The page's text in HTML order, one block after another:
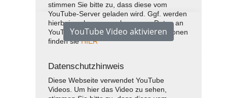
stimmen Sie bitte zu, dass diese vom
YouTube-Server geladen wird. Ggf. werden
hierbei auch personenbezogene Daten an
YouTube übermittelt. Weitere Informationen
finden sieHIER
Datenschutzhinweis
Diese Webseite verwendet YouTube
Videos. Um hier das Video zu sehen,